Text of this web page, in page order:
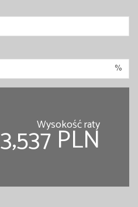
%
Wysokość raty
3,537 PLN